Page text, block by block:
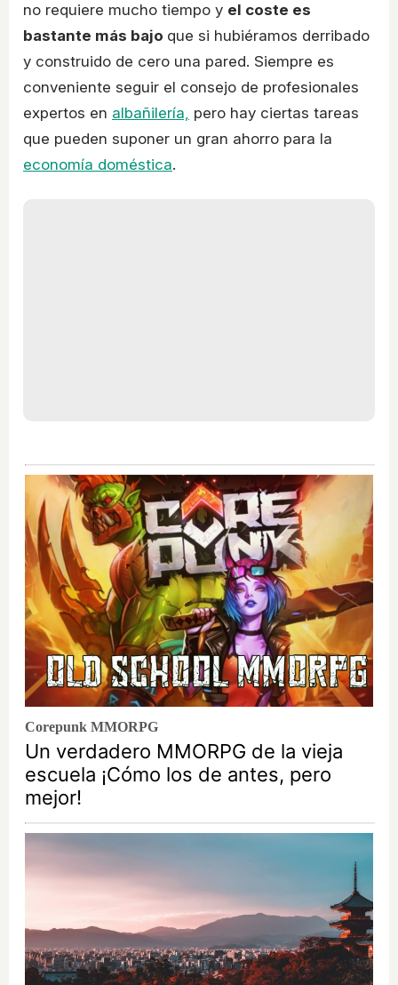
no requiere mucho tiempo y el coste es
bastante más bajo que si hubiéramos derribado
y construido de cero una pared. Siempre es
conveniente seguir el consejo de profesionales
expertos en albañilería, pero hay ciertas tareas
que pueden suponer un gran ahorro para la
economía doméstica.
Corepunk MMORPG
Un verdadero MMORPG de la vieja
escuela ¡Cómo los de antes, pero
mejor!